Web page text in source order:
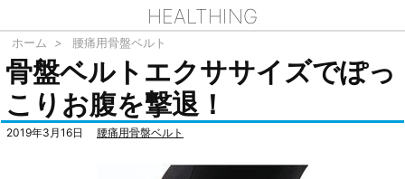
HEALTHING
ホーム > 腰痛用骨盤ベルト
骨盤ベルトエクササイズでぽっ
こりお腹を撃退！
2019年3月16日 腰痛用骨盤ベルト